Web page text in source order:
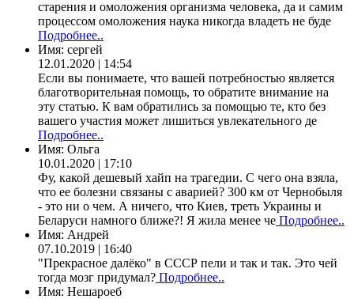
старения и омоложения организма человека, да и самим
процессом омоложения наука никогда владеть не буде
Подробнее..
Имя: сергей
12.01.2020 | 14:54
Если вы понимаете, что вашей потребностью является
благотворительная помощь, то обратите внимание на
эту статью. К вам обратились за помощью те, кто без
вашего участия может лишиться увлекательного де
Подробнее..
Имя: Ольга
10.01.2020 | 17:10
Фу, какой дешевый хайп на трагедии. С чего она взяла,
что ее болезни связаны с аварией? 300 км от Чернобыля
- это ни о чем. А ничего, что Киев, треть Украины и
Беларуси намного ближе?! Я жила менее че Подробнее..
Имя: Андрей
07.10.2019 | 16:40
"Прекрасное далёко" в СССР пели и так и так. Это чей
тогда мозг придумал? Подробнее..
Имя: Нешароеб